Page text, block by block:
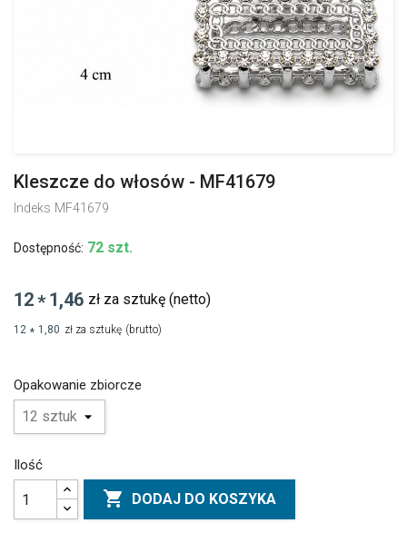
Kleszcze do włosów - MF41679
Indeks MF41679
Dostępność: 72 szt.
12* 1,46 zł za sztukę (netto)
12 * 1,80 zł za sztukę (brutto)
Opakowanie zbiorcze
Ilość
 DODAJ DO KOSZYKA